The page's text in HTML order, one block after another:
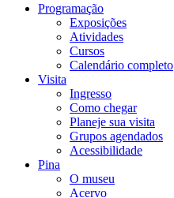
Programação
Exposições
Atividades
Cursos
Calendário completo
Visita
Ingresso
Como chegar
Planeje sua visita
Grupos agendados
Acessibilidade
Pina
O museu
Acervo